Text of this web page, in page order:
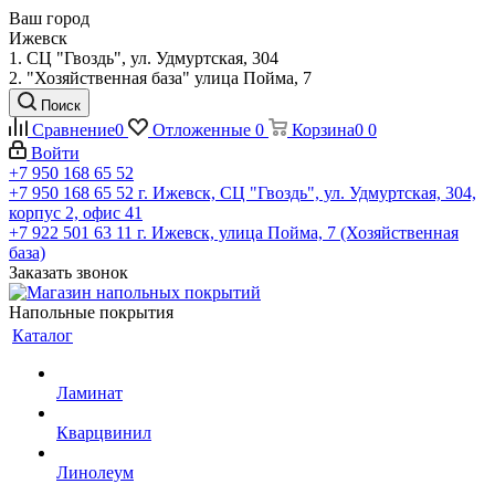
Ваш город
Ижевск
1. СЦ "Гвоздь", ул. Удмуртская, 304
2. "Хозяйственная база" улица Пойма, 7
Поиск
Сравнение0 Отложенные 0 Корзина0 0
Войти
+7 950 168 65 52
+7 950 168 65 52 г. Ижевск, СЦ "Гвоздь", ул. Удмуртская, 304,
корпус 2, офис 41
+7 922 501 63 11 г. Ижевск, улица Пойма, 7 (Хозяйственная
база)
Заказать звонок
Напольные покрытия
Каталог
Ламинат
Кварцвинил
Линолеум